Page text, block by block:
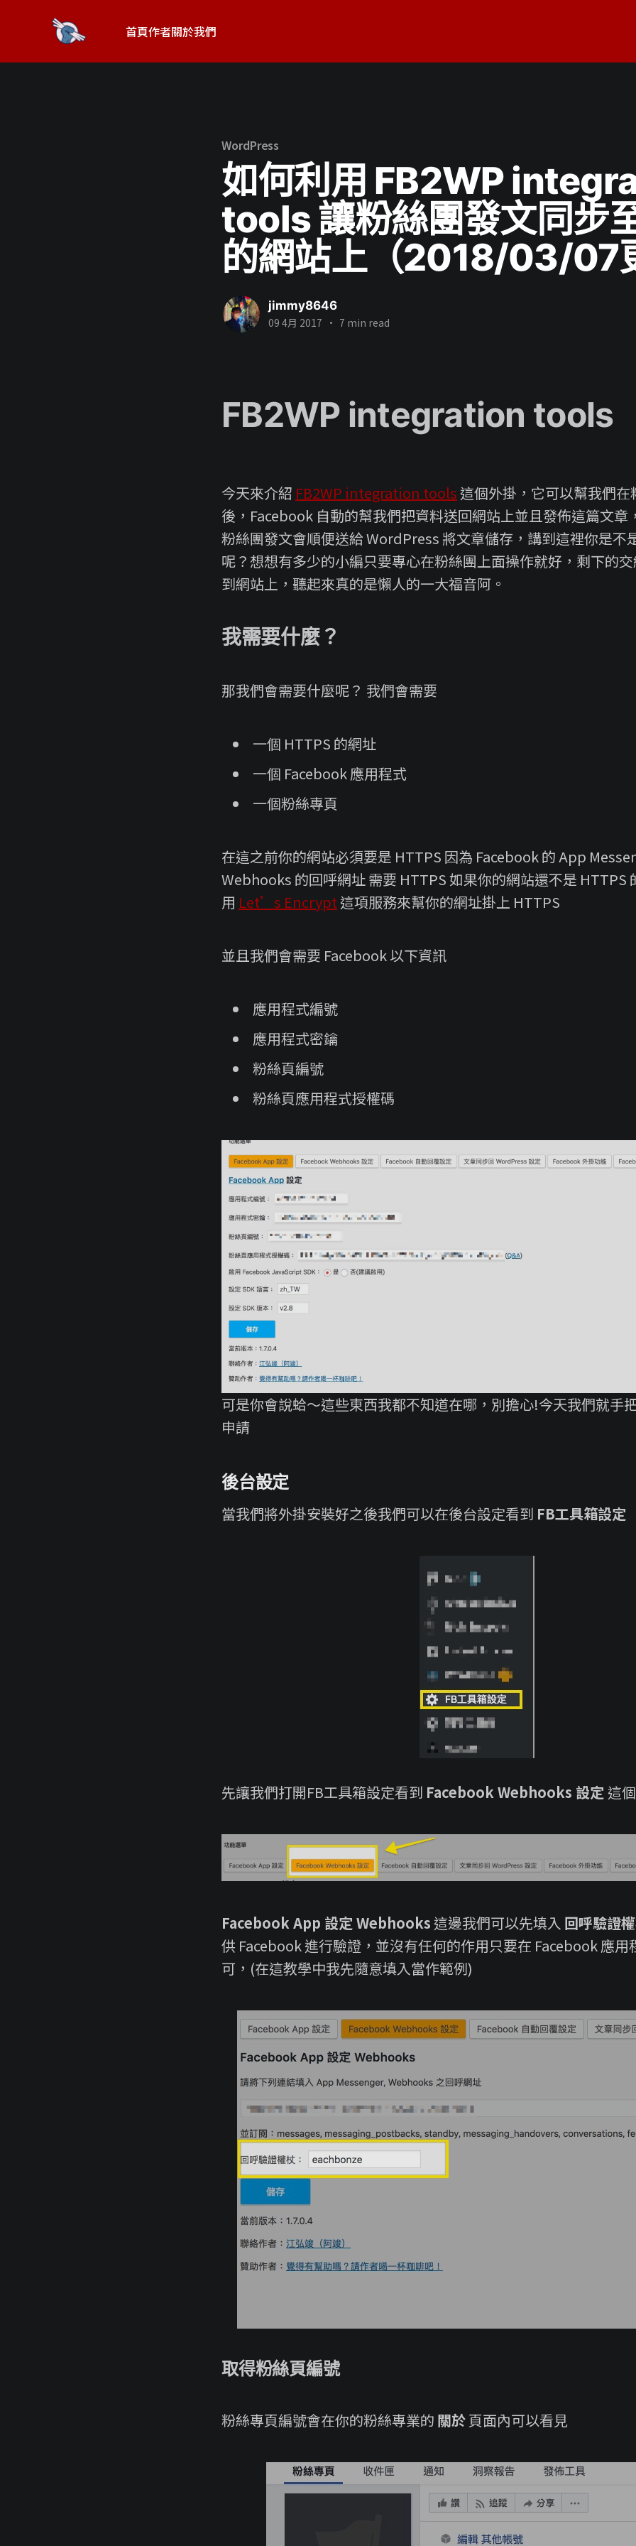
首頁作者關於我們
WordPress
如何利用 FB2WP
tools 讓粉絲團發文同步
的網站上（2018/03/07
jimmy8646
09 4月 2017 • 7 min read
FB2WP integration tools
今天來介紹 FB2WP integration tools 這個外掛，它可以幫我們
後，Facebook 自動的幫我們把資料送回網站上並且發佈這篇文章
粉絲團發文會順便送給 WordPress 將文章儲存，講到這裡你是不
呢？想想有多少的小編只要專心在粉絲團上面操作就好，剩下的
到網站上，聽起來真的是懶人的一大福音阿。
我需要什麼？
那我們會需要什麼呢？ 我們會需要
一個 HTTPS 的網址
一個 Facebook 應用程式
一個粉絲專頁
在這之前你的網站必須要是 HTTPS 因為 Facebook 的 App
Webhooks 的回呼網址 需要 HTTPS 如果你的網站還不是 HTTPS
用 Let’s Encrypt 這項服務來幫你的網址掛上 HTTPS
並且我們會需要 Facebook 以下資訊
應用程式編號
應用程式密鑰
粉絲頁編號
粉絲頁應用程式授權碼
可是你會說蛤～這些東西我都不知道在哪，別擔心!今天我們就手
申請
後台設定
當我們將外掛安裝好之後我們可以在後台設定看到 FB工具箱設定
先讓我們打開FB工具箱設定看到 Facebook Webhooks 設定 這
Facebook App 設定 Webhooks 這邊我們可以先填入 回呼驗證
供 Facebook 進行驗證，並沒有任何的作用只要在 Facebook 應用
可，(在這教學中我先隨意填入當作範例)
取得粉絲頁編號
粉絲專頁編號會在你的粉絲專業的 關於頁面內可以看見